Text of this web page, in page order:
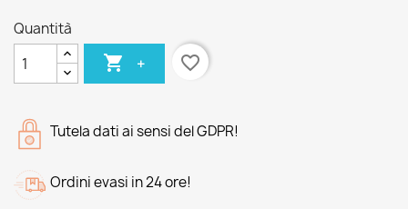
Quantità
 + favorite_border
Tutela dati ai sensi del GDPR!
Ordini evasi in 24 ore!